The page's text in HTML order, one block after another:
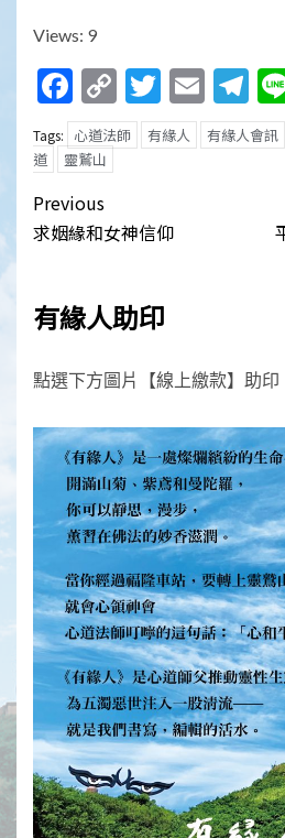
Views: 9
Facebook
Copy
Link
Twitter
Tags: 心道法師 有緣人 有緣人會訊
道
靈鷲山
Post
navigation
Previous
求姻緣和女神信仰
有緣人助印
點選下方圖片【線上繳款】助印